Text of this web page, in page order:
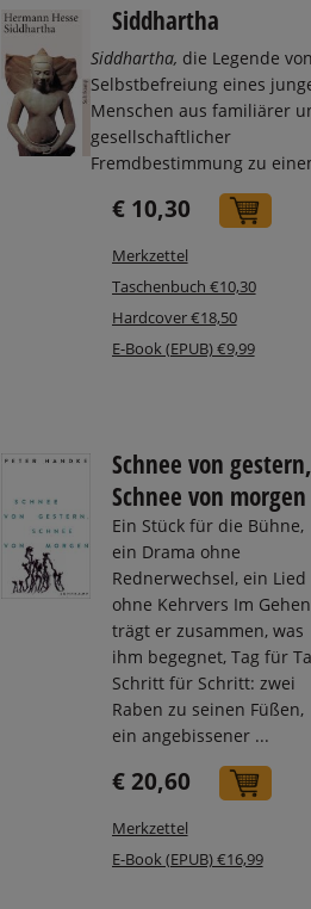
Siddhartha
Siddhartha, die Legende
Selbstbefreiung eines
Menschen aus familiärer
gesellschaftlicher
Fremdbestimmung zu
€ 10,30 In
Merkzettel
Taschenbuch €10,30
Hardcover €18,50
E-Book (EPUB) €9,99
Schnee von gestern,
Schnee von morgen
Ein Stück für die Bühne,
ein Drama ohne
Rednerwechsel, ein Lied
ohne Kehrvers Im Gehen
trägt er zusammen, was
ihm begegnet, Tag für
Schritt für Schritt: zwei
Raben zu seinen Füßen,
ein angebissener ...
€ 20,60
Merkzettel
E-Book (EPUB) €16,99